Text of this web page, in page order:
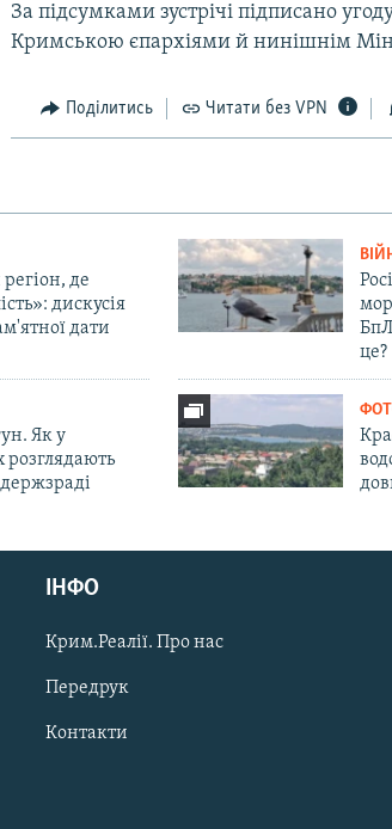
За підсумками зустрічі підписано
Кримською єпархіями й нинішнім
Поділитись Читати без VPN
де
дискусія
дати
це?
Як у
розглядають
ІНФО
Крим.Реалії. Про нас
Передрук
Контакти